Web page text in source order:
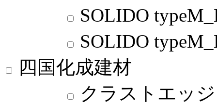
SOLIDO
SOLIDO
四国化成建材
クラストエッジ